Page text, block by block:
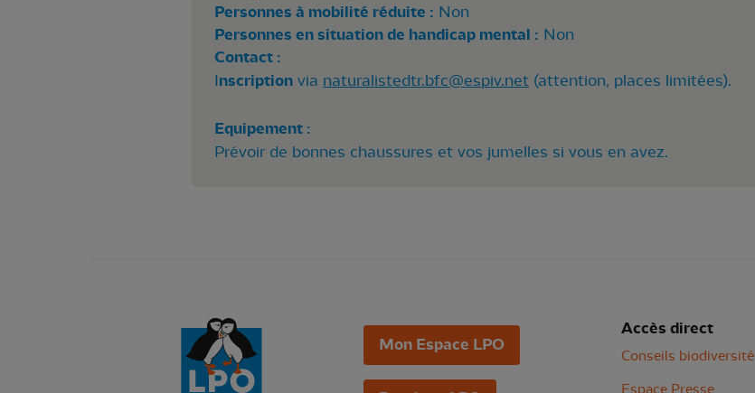
Personnes à mobilité réduite : Non
Personnes en situation de handicap mental : Non
Contact :
Inscriptionvia naturalistedtr.bfc@espiv.net(attention, places limitées).
Equipement :
Prévoir de bonnes chaussures et vos jumelles si vous en avez.
Mon Espace LPO
Accès direct
Conseils biodiversité
Espace Presse